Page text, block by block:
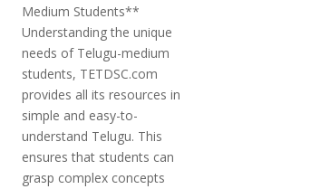
Medium Students**
Understanding the unique
needs of Telugu-medium
students, TETDSC.com
provides all its resources in
simple and easy-to-
understand Telugu. This
ensures that students can
grasp complex concepts